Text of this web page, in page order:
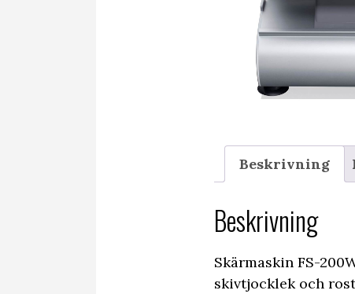
Beskrivning
Beskrivning
Skärmaskin FS-
skivtjocklek och